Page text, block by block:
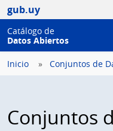
gub.uy
Catálogo de
Datos Abiertos
Inicio Conjuntos de
Conjuntos